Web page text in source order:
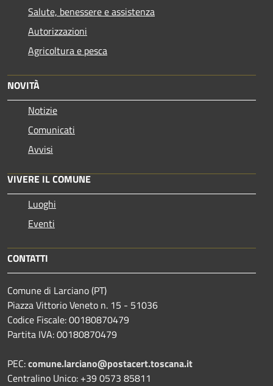
Salute, benessere e assistenza
Autorizzazioni
Agricoltura e pesca
NOVITÀ
Notizie
Comunicati
Avvisi
VIVERE IL COMUNE
Luoghi
Eventi
CONTATTI
Comune di Larciano (PT)
Piazza Vittorio Veneto n. 15 - 51036
Codice Fiscale: 00180870479
Partita IVA: 00180870479
PEC:comune.larciano@postacert.toscana.it
Centralino Unico: +39 0573 85811